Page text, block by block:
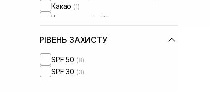
Какао (1)
Кокосова олія (2)
Оливкова олія (1)
Олія мигдалю
Олія сої (1)
РІВЕНЬ ЗАХИСТУ
SPF 50 (8)
SPF 30 (3)